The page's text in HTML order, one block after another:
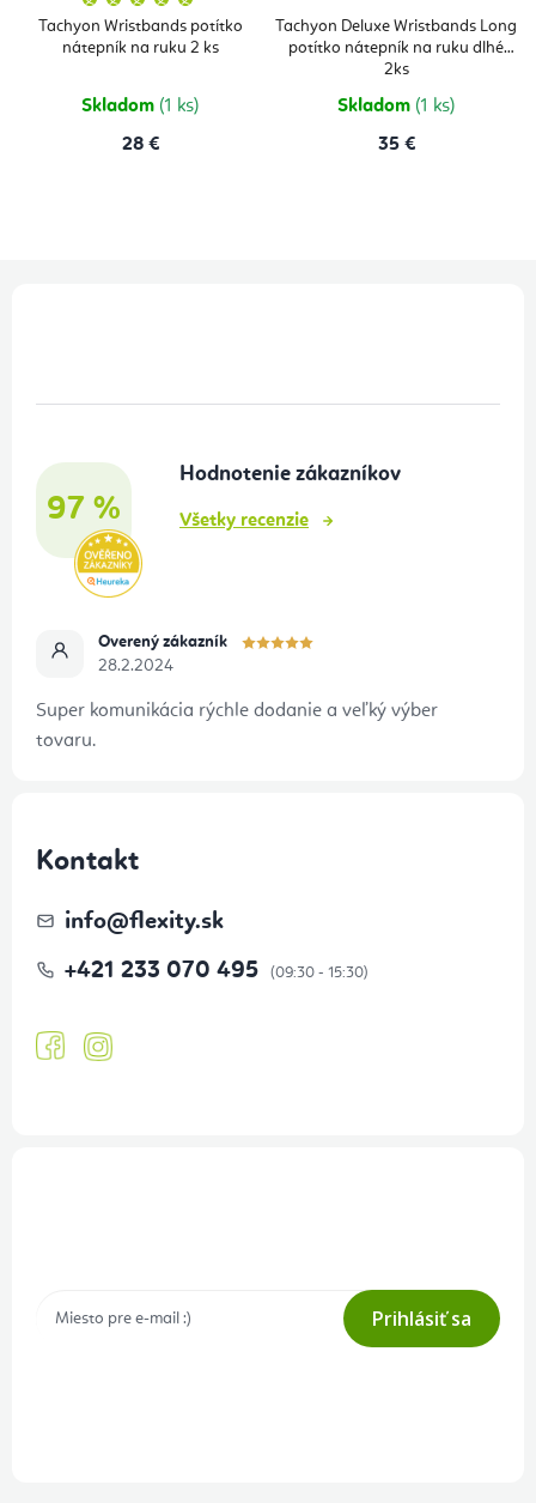
Tachyon Wristbands potítko
nátepník na ruku 2 ks
produktu
je
5,0
Skladom (1 ks)
28 €
Tachyon Deluxe Wristbands Long
potítko nátepník na ruku dlhé
2ks
Skladom (1 ks)
35 €
97 %
Hodnotenie zákazníkov
Všetky recenzie
Overený zákazník
28.2.2024
Super komunikácia rýchle dodanie a veľký výber
tovaru.
Kontakt
info@flexity.sk
+421 233 070 495
Prihlásiť sa